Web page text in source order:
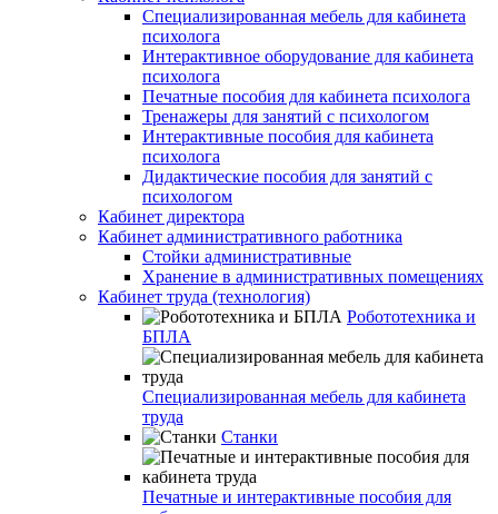
Специализированная мебель для кабинета
психолога
Интерактивное оборудование для кабинета
психолога
Печатные пособия для кабинета психолога
Тренажеры для занятий с психологом
Интерактивные пособия для кабинета
психолога
Дидактические пособия для занятий с
психологом
Кабинет директора
Кабинет административного работника
Стойки административные
Хранение в административных помещениях
Кабинет труда (технология)
Робототехника и
БПЛА
Специализированная мебель для кабинета
труда
Станки
Печатные и интерактивные пособия для